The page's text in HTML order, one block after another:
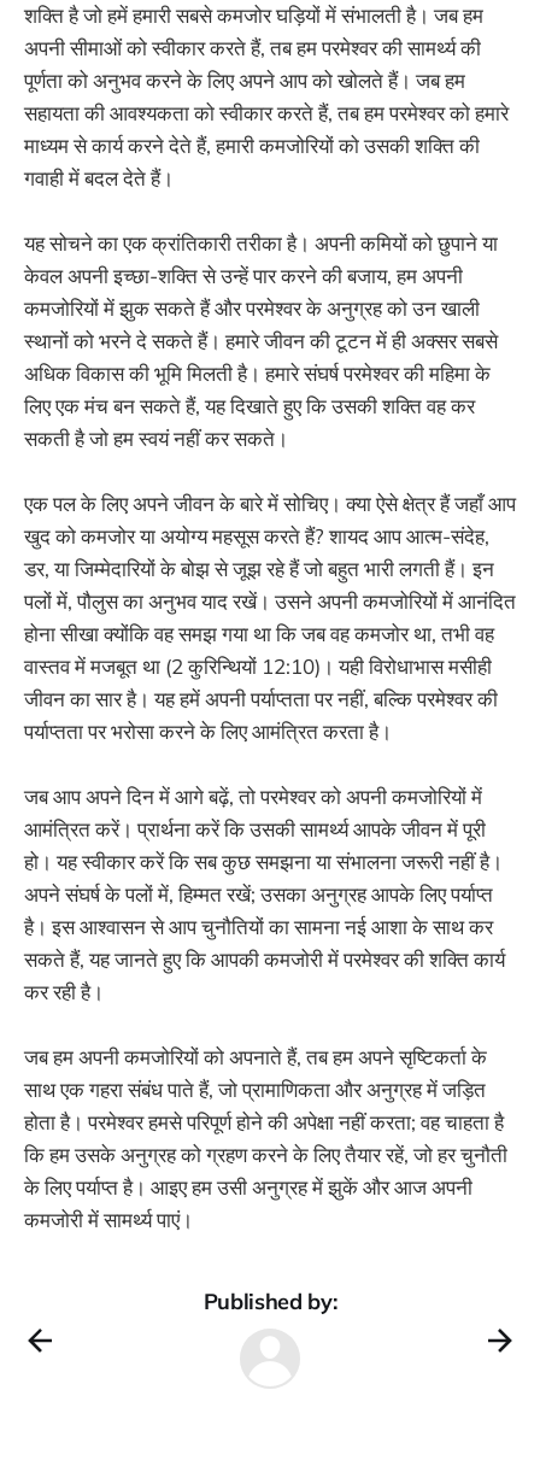
शक्ति है जो हमें हमारी सबसे कमजोर घड़ियों में संभालती है। जब हम
अपनी सीमाओं को स्वीकार करते हैं, तब हम परमेश्वर की सामर्थ्य की
पूर्णता को अनुभव करने के लिए अपने आप को खोलते हैं। जब हम
सहायता की आवश्यकता को स्वीकार करते हैं, तब हम परमेश्वर को हमारे
माध्यम से कार्य करने देते हैं, हमारी कमजोरियों को उसकी शक्ति की
गवाही में बदल देते हैं।
यह सोचने का एक क्रांतिकारी तरीका है। अपनी कमियों को छुपाने या
केवल अपनी इच्छा-शक्ति से उन्हें पार करने की बजाय, हम अपनी
कमजोरियों में झुक सकते हैं और परमेश्वर के अनुग्रह को उन खाली
स्थानों को भरने दे सकते हैं। हमारे जीवन की टूटन में ही अक्सर सबसे
अधिक विकास की भूमि मिलती है। हमारे संघर्ष परमेश्वर की महिमा के
लिए एक मंच बन सकते हैं, यह दिखाते हुए कि उसकी शक्ति वह कर
सकती है जो हम स्वयं नहीं कर सकते।
एक पल के लिए अपने जीवन के बारे में सोचिए। क्या ऐसे क्षेत्र हैं जहाँ आप
खुद को कमजोर या अयोग्य महसूस करते हैं? शायद आप आत्म-संदेह,
डर, या जिम्मेदारियों के बोझ से जूझ रहे हैं जो बहुत भारी लगती हैं। इन
पलों में, पौलुस का अनुभव याद रखें। उसने अपनी कमजोरियों में आनंदित
होना सीखा क्योंकि वह समझ गया था कि जब वह कमजोर था, तभी वह
वास्तव में मजबूत था (2 कुरिन्थियों 12:10)। यही विरोधाभास मसीही
जीवन का सार है। यह हमें अपनी पर्याप्तता पर नहीं, बल्कि परमेश्वर की
पर्याप्तता पर भरोसा करने के लिए आमंत्रित करता है।
जब आप अपने दिन में आगे बढ़ें, तो परमेश्वर को अपनी कमजोरियों में
आमंत्रित करें। प्रार्थना करें कि उसकी सामर्थ्य आपके जीवन में पूरी
हो। यह स्वीकार करें कि सब कुछ समझना या संभालना जरूरी नहीं है।
अपने संघर्ष के पलों में, हिम्मत रखें; उसका अनुग्रह आपके लिए पर्याप्त
है। इस आश्वासन से आप चुनौतियों का सामना नई आशा के साथ कर
सकते हैं, यह जानते हुए कि आपकी कमजोरी में परमेश्वर की शक्ति कार्य
कर रही है।
जब हम अपनी कमजोरियों को अपनाते हैं, तब हम अपने सृष्टिकर्ता के
साथ एक गहरा संबंध पाते हैं, जो प्रामाणिकता और अनुग्रह में जड़ित
होता है। परमेश्वर हमसे परिपूर्ण होने की अपेक्षा नहीं करता; वह चाहता है
कि हम उसके अनुग्रह को ग्रहण करने के लिए तैयार रहें, जो हर चुनौती
के लिए पर्याप्त है। आइए हम उसी अनुग्रह में झुकें और आज अपनी
कमजोरी में सामर्थ्य पाएं।
Published by: